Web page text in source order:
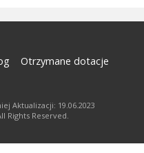
Otrzymane dotacje
Aktualizacji: 19.06.2023
Rights Reserved.